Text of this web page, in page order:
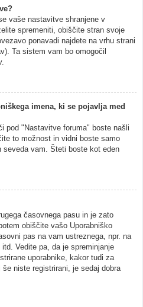
vaše nastavitve shranjene v
spremeniti, obiščite stran svoje
ponavadi najdete na vrhu strani
Ta sistem vam bo omogočil
imena, ki se pojavlja med
pod "Nastavitve foruma" boste našli
to možnost in vidni boste samo
seveda vam. Šteti boste kot eden
časovnega pasu in je zato
obiščite vašo Uporabniško
pas na vam ustreznega, npr. na
Vedite pa, da je spreminjanje
uporabnike, kakor tudi za
niste registrirani, je sedaj dobra